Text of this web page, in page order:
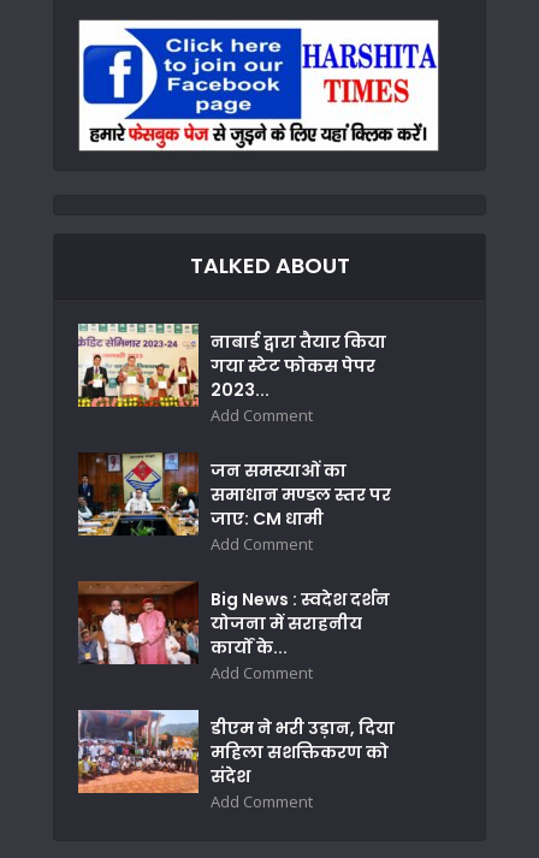
TALKED ABOUT
नाबार्ड द्वारा तैयार किया
गया स्टेट फोकस पेपर
2023...
Add Comment
जन समस्याओं का
समाधान मण्डल स्तर पर
जाए: CM धामी
Add Comment
Big News : स्वदेश दर्शन
योजना में सराहनीय
कार्यों के...
Add Comment
डीएम ने भरी उड़ान, दिया
महिला सशक्तिकरण को
संदेश
Add Comment